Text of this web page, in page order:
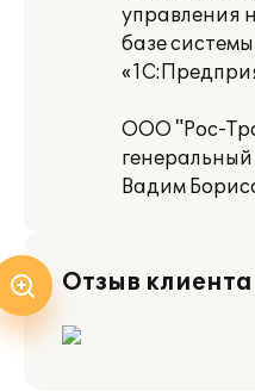
управления
базе
ООО "Рос-
Вадим
Отзыв клиента